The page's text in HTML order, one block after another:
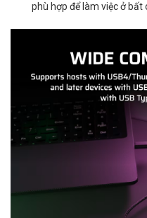
phù hợp để làm việc ở bất